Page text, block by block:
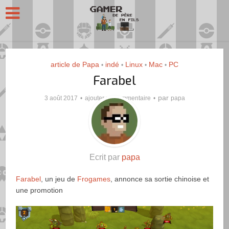
article de Papa • indé • Linux • Mac • PC
Farabel
3 août 2017 ajouter un commentaire par papa
Ecrit par papa
Farabel , un jeu de Frogames , annonce sa sortie chinoise et
une promotion